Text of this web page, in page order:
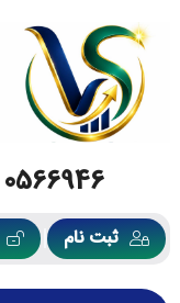
0566946
ثبت نام